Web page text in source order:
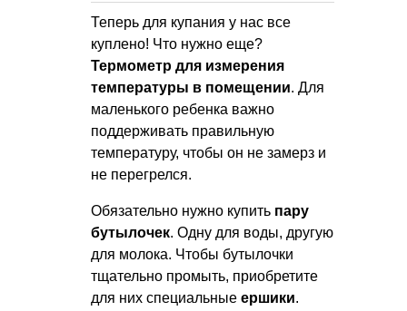
Теперь для купания у нас все
куплено! Что нужно еще?
Термометр для измерения
температуры в помещении. Для
маленького ребенка важно
поддерживать правильную
температуру, чтобы он не замерз и
не перегрелся.
Обязательно нужно купить пару
бутылочек. Одну для воды, другую
для молока. Чтобы бутылочки
тщательно промыть, приобретите
для них специальные ершики.